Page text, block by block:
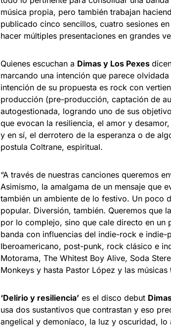
música propia, pero también trabajan
publicado cinco sencillos, cuatro sesiones
hacer múltiples presentaciones en grandes
Quienes escuchan a Dimas y Los Pexes
marcando una intención que parece
intención de su propuesta es rock con
producción (pre-producción, captación de
autogestionada, logrando uno de sus
que evocan la resiliencia, el amor y
y en sí, el derrotero de la esperanza o de
postula Coltrane, espiritual.
“A través de nuestras canciones queremos
Asimismo, la amalgama de un mensaje que
también un ambiente de lo festivo. Un poco
popular. Diversión, también. Queremos que
por lo complejo, sino que cale directo en un
banda con influencias del indie-rock e
Iberoamericano, post-punk, rock clásico e
Motorama, The Whitest Boy Alive, Soda
Monkeys y hasta Pastor López y las
‘Delirio y resiliencia’ es el disco debut
usa dos sustantivos que contrastan y eso
angelical y demoníaco, la luz y oscuridad,